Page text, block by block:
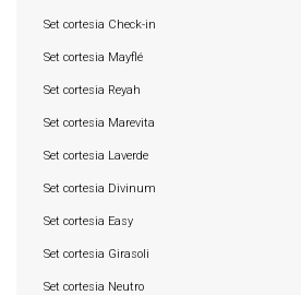
Set cortesia Check-in
Set cortesia Mayflé
Set cortesia Reyah
Set cortesia Marevita
Set cortesia Laverde
Set cortesia Divinum
Set cortesia Easy
Set cortesia Girasoli
Set cortesia Neutro